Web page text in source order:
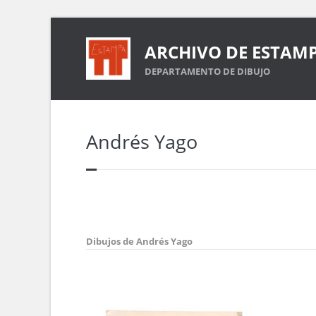
ARCHIVO DE
DEPARTAMENTO DE DIBUJO
Andrés Yago
Dibujos de Andrés Yago